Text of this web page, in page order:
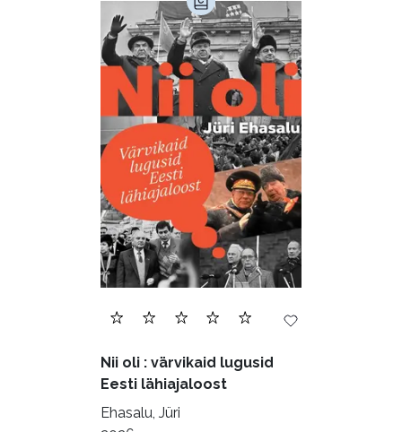
Nii oli : värvikaid lugusid
Eesti lähiajaloost
Ehasalu, Jüri